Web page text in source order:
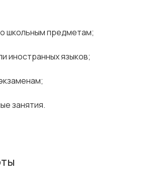
школьным предметам;
иностранных языков;
занятия.